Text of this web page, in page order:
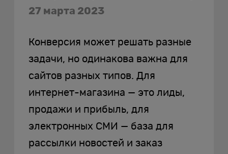
27 марта 2023
Конверсия может решать разные
задачи, но одинакова важна для
сайтов разных типов. Для
интернет-магазина — это лиды,
продажи и прибыль, для
электронных СМИ — база для
рассылки новостей и заказ